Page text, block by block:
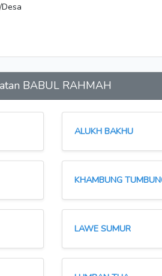
BABUL RAHMAH
ALUKH BAKHU
KHAMBUNG
LAWE SUMUR